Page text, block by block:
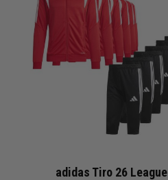
adidas Tiro 26 League